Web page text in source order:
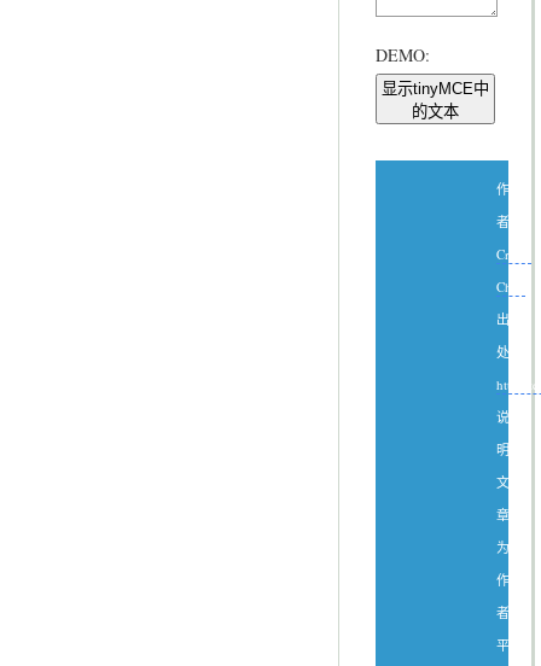
DEMO:
显示tinyMCE中
的文本
作
者：
Create
Chen
出
处：
http://
说
明：
文
章
为
作
者
平